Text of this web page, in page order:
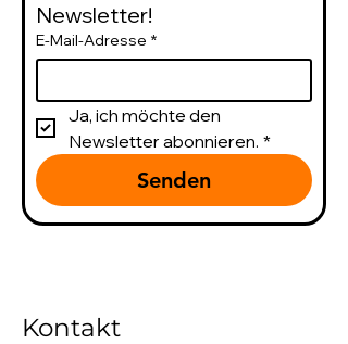
Kontakt
Newsletter!
E-Mail-Adresse *
Ja, ich möchte den
Newsletter abonnieren. *
Senden